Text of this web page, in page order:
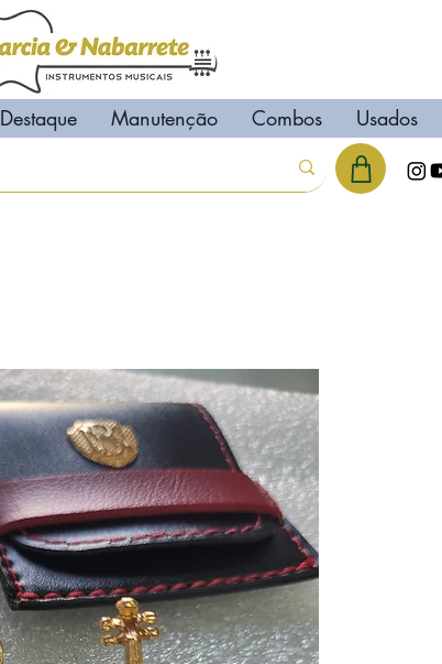
Destaque Manutenção Combos Usados